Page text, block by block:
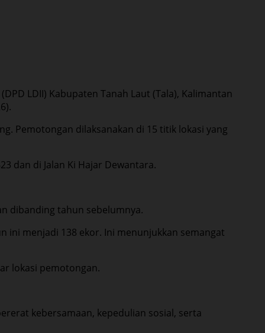
LDII) Kabupaten Tanah Laut (Tala), Kalimantan
Pemotongan dilaksanakan di 15 titik lokasi yang
dan di Jalan Ki Hajar Dewantara.
dibanding tahun sebelumnya.
ini menjadi 138 ekor. Ini menunjukkan semangat
lokasi pemotongan.
kebersamaan, kepedulian sosial, serta